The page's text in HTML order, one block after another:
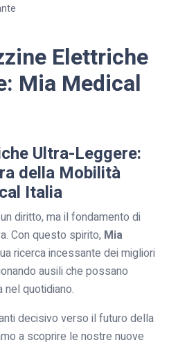
Elettriche
Mia Medical
Ultra-Leggere:
della Mobilità
Italia
diritto, ma il fondamento di
Con questo spirito, Mia
ricerca incessante dei migliori
ausili che possano
quotidiano.
decisivo verso il futuro della
a scoprire le nostre nuove